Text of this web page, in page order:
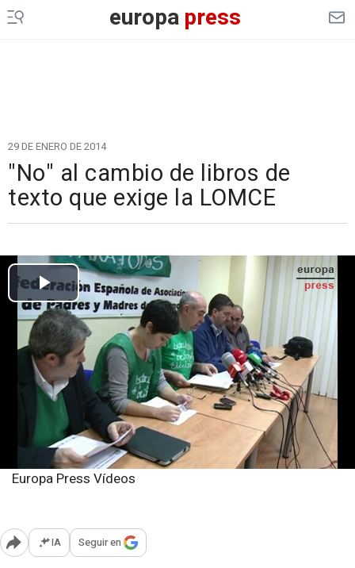
europapress
29 DE ENERO DE 2014
"No" al cambio de libros de
texto que exige la LOMCE
Europa Press Vídeos
Abrir opciones para compartir
IA Seguir en